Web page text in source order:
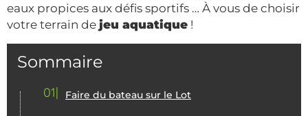
eaux propices aux défis sportifs … À vous de choisir
votre terrain de jeu aquatique !
Sommaire
01 Faire du bateau sur le Lot